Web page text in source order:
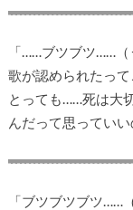
「……ブツブツ……
歌が認められたっ
とっても……死は大
んだって思っていい
「ブツブツブツ……